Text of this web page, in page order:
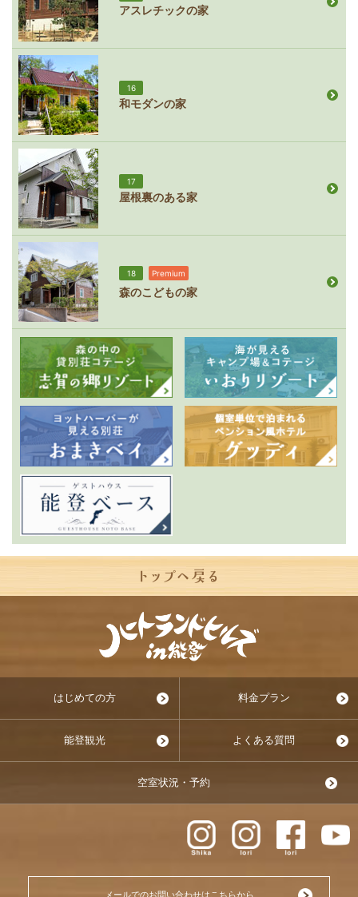
アスレチックの家
16
和モダンの家
17
屋根裏のある家
18 Premium
森のこどもの家
はじめての方 料金プラン
能登観光 よくある質問
空室状況・予約
メールでのお問い合わせはこちらから